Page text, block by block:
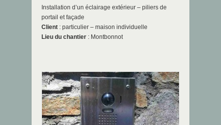
Installation d’un éclairage extérieur – piliers de
portail et façade
Client : particulier – maison individuelle
Lieu du chantier : Montbonnot